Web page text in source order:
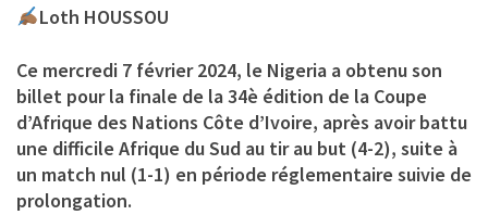
Loth HOUSSOU
Ce mercredi 7 février 2024, le Nigeria a obtenu son
billet pour la finale de la 34è édition de la Coupe
d’Afrique des Nations Côte d’Ivoire, après avoir battu
une difficile Afrique du Sud au tir au but (4-2), suite à
un match nul (1-1) en période réglementaire suivie de
prolongation.